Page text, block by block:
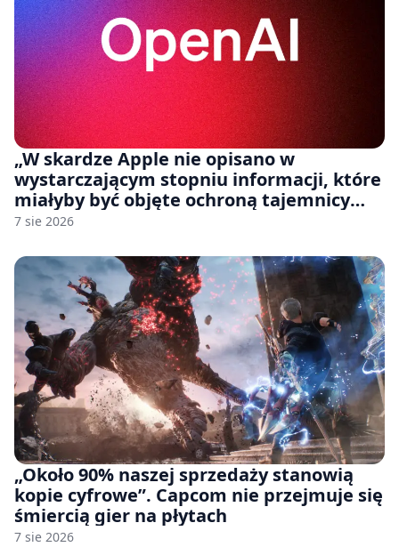
„W skardze Apple nie opisano w
wystarczającym stopniu informacji, które
miałyby być objęte ochroną tajemnicy
handlowej”. OpenAI żąda odrzucenia
7 sie 2026
„Około 90% naszej sprzedaży stanowią
kopie cyfrowe”. Capcom nie przejmuje się
śmiercią gier na płytach
7 sie 2026